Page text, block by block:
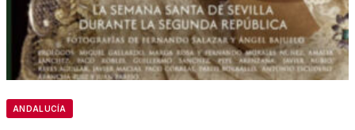
ANDALUCÍA